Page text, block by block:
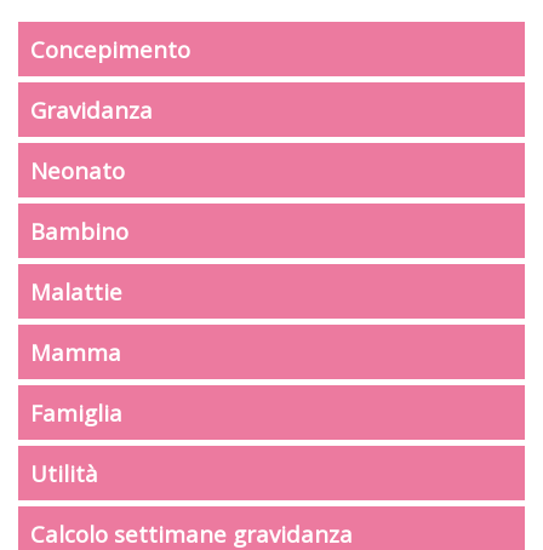
Concepimento
Gravidanza
Neonato
Bambino
Malattie
Mamma
Famiglia
Utilità
Calcolo settimane gravidanza